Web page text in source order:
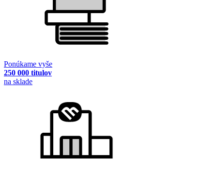
Ponúkame vyše
250 000 titulov
na sklade